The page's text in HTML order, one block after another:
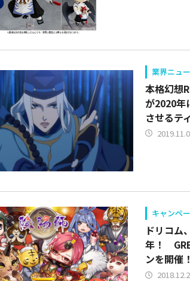
業界ニュ
本格幻想
が2020
させるテ
キャンペ
ドリコム
年！
ンを開催！